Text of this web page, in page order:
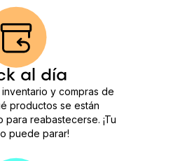
al día
y compras de
productos se están
reabastecerse. ¡Tu
puede parar!